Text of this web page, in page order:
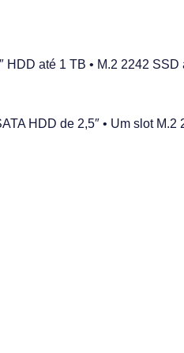
HDD até 1 TB • M.2 2242 SSD
HDD de 2,5″ • Um slot